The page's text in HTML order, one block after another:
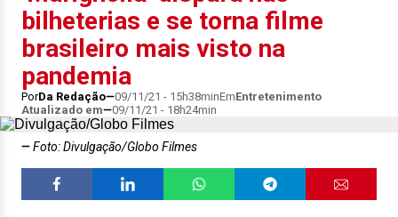
bilheterias e se torna filme
brasileiro mais visto na
pandemia
PorDa Redação 09/11/21 - 15h38minEmEntretenimento
Atualizado em
09/11/21 - 18h24min
Foto: Divulgação/Globo Filmes